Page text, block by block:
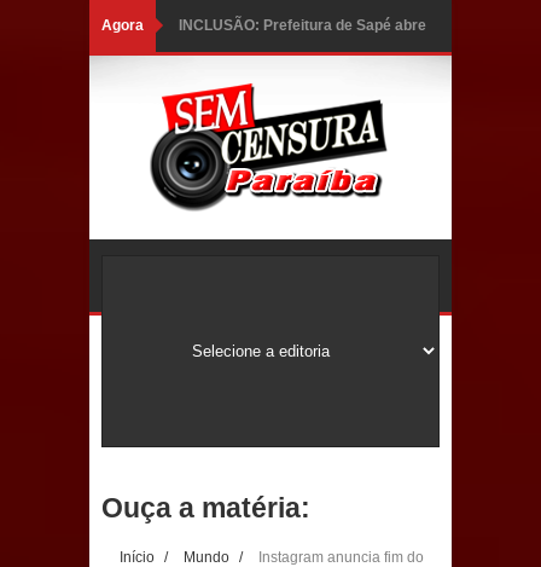
Agora INCLUSÃO: Prefeitura de Sapé abre
Social; veja documentação
necessária!
Ouça a matéria:
Início / Mundo /
Instagram anuncia fim do